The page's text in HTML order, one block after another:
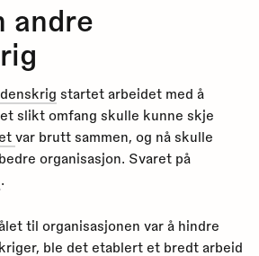
andre
startet arbeidet med å
slikt omfang skulle kunne skje
var brutt sammen, og nå skulle
organisasjon. Svaret på
.
til organisasjonen var å hindre
ble det etablert et bredt arbeid